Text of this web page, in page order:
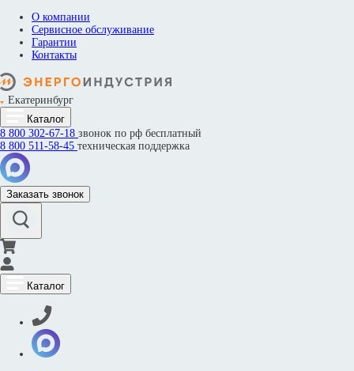
О компании
Сервисное обслуживание
Гарантии
Контакты
Екатеринбург
Каталог
8 800 302-67-18 звонок по рф бесплатный
8 800 511-58-45 техническая поддержка
Заказать звонок
Каталог